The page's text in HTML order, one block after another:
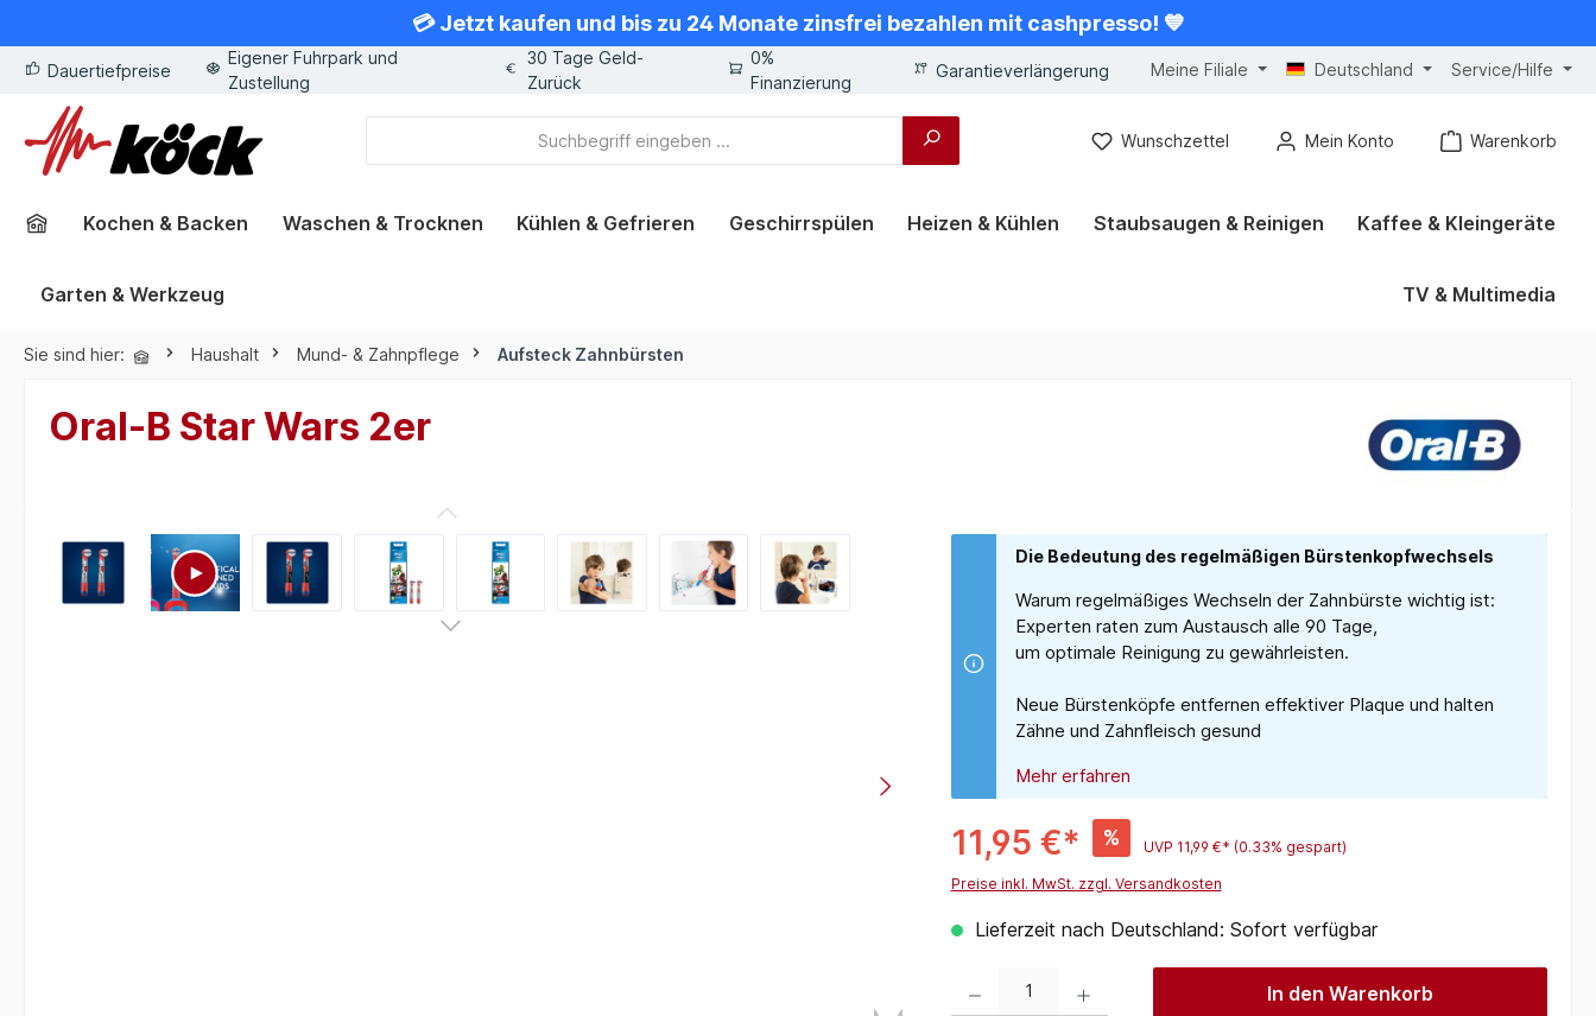
💳 Jetzt kaufen und bis zu 24 Monate zinsfrei bezahlen mit cashpresso! 💙
Dauertiefpreise
Eigener Fuhrpark und
Zustellung
30 Tage Geld-
Zurück
0%
Finanzierung
Garantieverlängerung Meine Filiale Deutschland Service/Hilfe
Wunschzettel Mein Konto Warenkorb
Kochen & Backen Waschen & Trocknen Kühlen & Gefrieren Geschirrspülen Heizen & Kühlen Staubsaugen & Reinigen Kaffee & Kleingeräte
Garten & Werkzeug TV & Multimedia
Sie sind hier: Haushalt Mund- & Zahnpflege Aufsteck Zahnbürsten
Oral-B Star Wars 2er
Bildergalerie überspringen Die Bedeutung des regelmäßigen Bürstenkopfwechsels
Warum regelmäßiges Wechseln der Zahnbürste wichtig ist:
Experten raten zum Austausch alle 90 Tage,
um optimale Reinigung zu gewährleisten.
Neue Bürstenköpfe entfernen effektiver Plaque und halten
Zähne und Zahnfleisch gesund
Mehr erfahren
11,95 €* % UVP 11,99 €* (0.33% gespart)
Preise inkl. MwSt. zzgl. Versandkosten
Lieferzeit nach Deutschland: Sofort verfügbar
In den Warenkorb